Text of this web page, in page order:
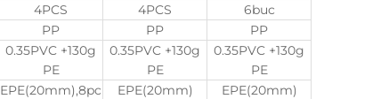
4PCS 4PCS
6buc
PP PP
PP
0.35PVC +130g
PE
0.35PVC +130g
PE
0.35PVC +130g
PE
EPE(20mm),8pc
EPE(20mm)
EPE(20mm)